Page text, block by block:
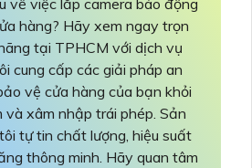
hàng? Hãy xem ngay trọn
tại TPHCM với dịch vụ
cung cấp các giải pháp an
vệ cửa hàng của bạn khỏi
xâm nhập trái phép. Sản
tự tin chất lượng, hiệu suất
thông minh. Hãy quan tâm